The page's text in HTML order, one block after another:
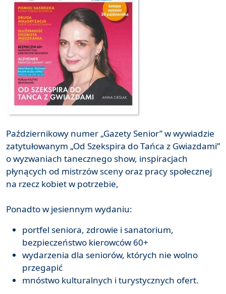
Październikowy numer „Gazety Senior” w wywiadzie
zatytułowanym „Od Szekspira do Tańca z Gwiazdami”
o wyzwaniach tanecznego show, inspiracjach
płynących od mistrzów sceny oraz pracy społecznej
na rzecz kobiet w potrzebie,
Ponadto w jesiennym wydaniu:
portfel seniora, zdrowie i sanatorium,
bezpieczeństwo kierowców 60+
wydarzenia dla seniorów, których nie wolno
przegapić
mnóstwo kulturalnych i turystycznych ofert.